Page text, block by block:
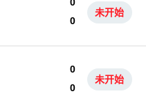
0
未开始
0
0
未开始